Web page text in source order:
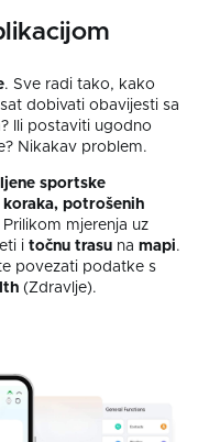
. Sve radi tako, kako
dobivati obavijesti sa
Ili postaviti ugodno
Nikakav problem.
sportske
potrošenih
Prilikom mjerenja uz
i točnu trasu na mapi.
povezati podatke s
(Zdravlje).